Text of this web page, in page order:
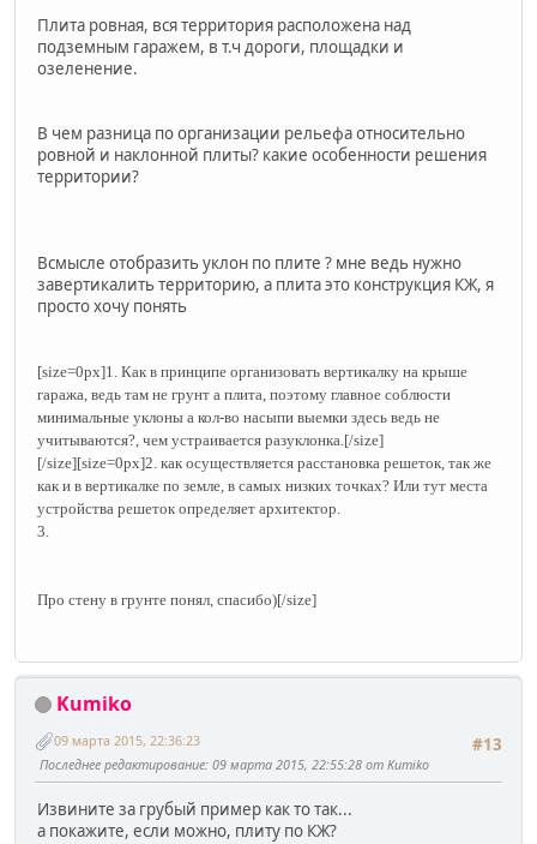
Плита ровная, вся территория расположена над
подземным гаражем, в т.ч дороги, площадки и
озеленение.
В чем разница по организации рельефа относительно
ровной и наклонной плиты? какие особенности решения
территории?
Всмысле отобразить уклон по плите ? мне ведь нужно
завертикалить территорию, а плита это конструкция КЖ, я
просто хочу понять
[size=0px]1. Как в принципе организовать вертикалку на крыше
гаража, ведь там не грунт а плита, поэтому главное соблюсти
минимальные уклоны а кол-во насыпи выемки здесь ведь не
учитываются?, чем устраивается разуклонка.[/size]
[/size][size=0px]2. как осуществляется расстановка решеток, так же
как и в вертикалке по земле, в самых низких точках? Или тут места
устройства решеток определяет архитектор.
3.
Про стену в грунте понял, спасибо)[/size]
Kumiko
#13
09 марта 2015, 22:36:23
Последнее редактирование: 09 марта 2015, 22:55:28 от Kumiko
Извините за грубый пример как то так...
а покажите, если можно, плиту по КЖ?